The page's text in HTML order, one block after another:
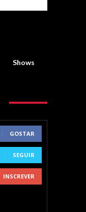
Shows
GOSTAR
SEGUIR
INSCREVER